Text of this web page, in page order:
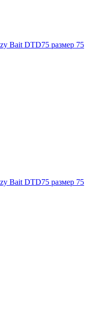
Bait DTD75 размер 75
Bait DTD75 размер 75